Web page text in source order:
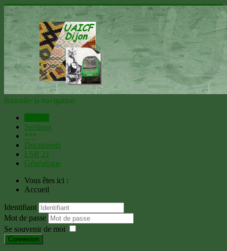
Basculer la navigation
Sections
***
Documents
LSR 21
Généalogie
Vous êtes ici :
Accueil
Identifiant
Mot de passe
Se souvenir de moi
Connexion